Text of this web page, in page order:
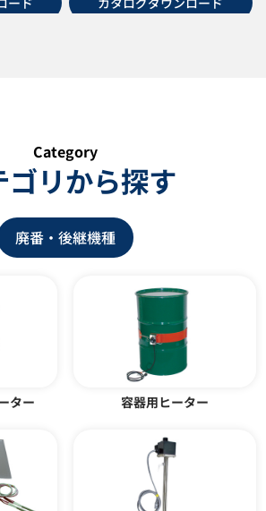
温度センサー
Category
ゴリから探す
廃番・後継機種
ター 容器用ヒーター